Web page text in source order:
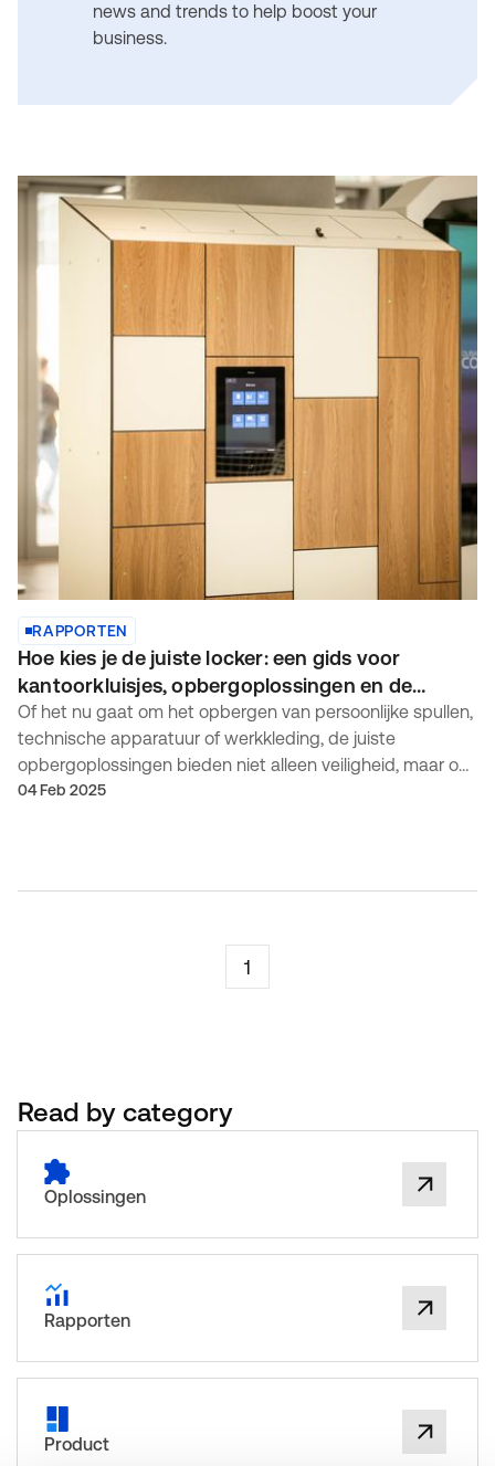
news and trends to help boost your
business.
RAPPORTEN
Hoe kies je de juiste locker: een gids voor
kantoorkluisjes, opbergoplossingen en de
moderne werkplek
Of het nu gaat om het opbergen van persoonlijke spullen,
technische apparatuur of werkkleding, de juiste
opbergoplossingen bieden niet alleen veiligheid, maar ook
een betere organisatie. Met een toenemende vraag naar
04 Feb 2025
1
Read by category
Oplossingen
Rapporten
Product